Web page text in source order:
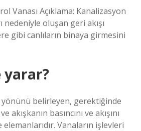
Vanası Açıklama: Kanalizasyon
nedeniyle oluşan geri akışı
gibi canlıların binaya girmesini
yarar?
yönünü belirleyen, gerektiğinde
basıncını ve akışını
Vanaların işlevleri